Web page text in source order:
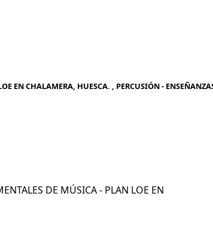
EN CHALAMERA, HUESCA. , PERCUSIÓN -
DE MÚSICA - PLAN LOE EN